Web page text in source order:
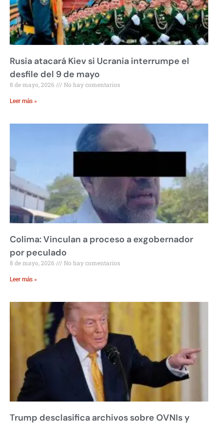
Rusia atacará Kiev si Ucrania interrumpe el
desfile del 9 de mayo
8 de mayo, 2026 No hay comentarios
Leer más »
Colima: Vinculan a proceso a exgobernador
por peculado
8 de mayo, 2026 No hay comentarios
Leer más »
Trump desclasifica archivos sobre OVNIs y